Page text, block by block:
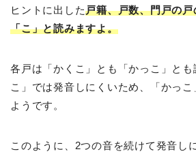
ヒントに出した戸籍、戸数、門戸の
「こ」と読みますよ。
各戸は「かくこ」とも「かっこ」とも
こ」では発音しにくいため、「かっ
ようです。
このように、2つの音を続けて発音し